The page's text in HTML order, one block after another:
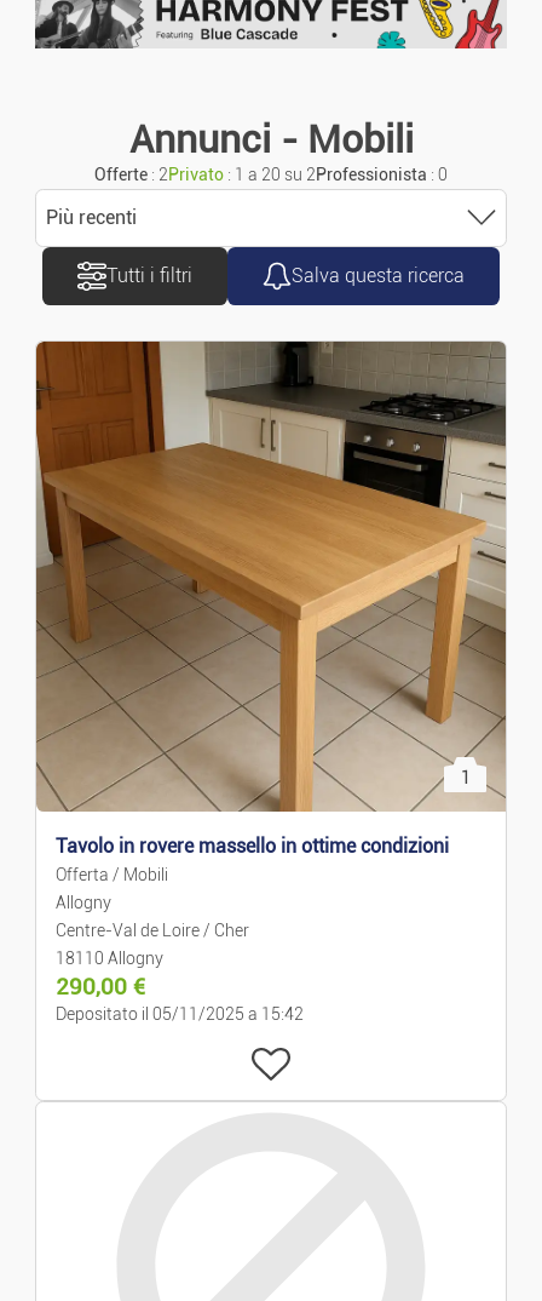
Carovane
Furgoni/Camion
Accessori/Ricambi
Navigazione
Bicicletta
Immobiliare
Case Per Le Vacanze
Case/appart. In Affitto
Case/Appart. In Vendita
Campi
Condivisione Piatta
Autorimesse
Uffici
Business E Commercio
Occupazione
Annunci urgenti
Annunci - Mobili
Offerte : 2Privato : 1 a 20 su 2Professionista : 0
Più recenti
Ordinare
Più recenti
Prezzo crescente
Prezzo decrescente
Tutti i filtri Salva questa ricerca
1
Tavolo in rovere massello in ottime condizioni
Offerta / Mobili
Allogny
Centre-Val de Loire / Cher
18110 Allogny
290,00 €
Depositato il 05/11/2025 a 15:42